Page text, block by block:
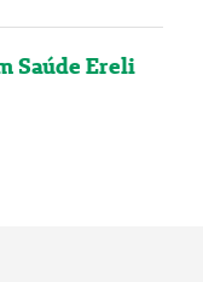
Saúde Ereli